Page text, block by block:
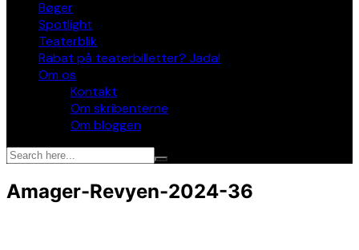
Bøger
Spotlight
Teaterblik
Rabat på teaterbilletter? Jada!
Om os
Kontakt
Om skribenterne
Om bloggen
Amager-Revyen-2024-36